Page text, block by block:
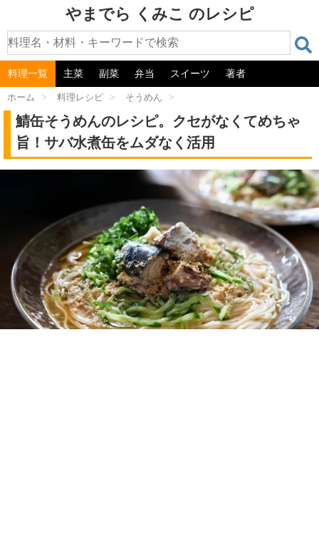
やまでら くみこ のレシピ
料理一覧 主菜 副菜 弁当 スイーツ 著者
ホーム > 料理レシピ > そうめん >
鯖缶そうめんのレシピ。クセがなくてめちゃ
旨！サバ水煮缶をムダなく活用